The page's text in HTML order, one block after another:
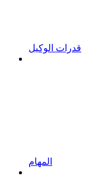
قدرات الوكيل
المهام